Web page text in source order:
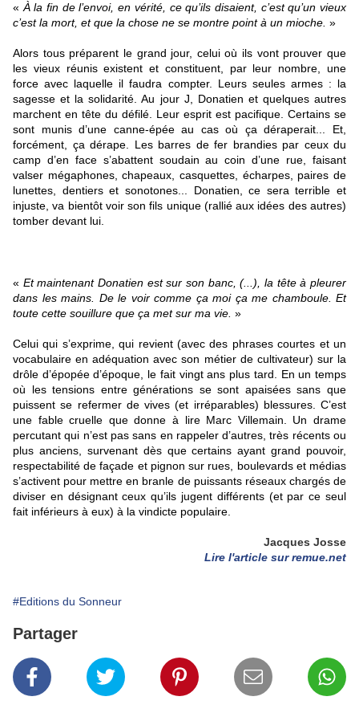
« À la fin de l’envoi, en vérité, ce qu’ils disaient, c’est qu’un vieux
c’est la mort, et que la chose ne se montre point à un mioche. »
Alors tous préparent le grand jour, celui où ils vont prouver que
les vieux réunis existent et constituent, par leur nombre, une
force avec laquelle il faudra compter. Leurs seules armes : la
sagesse et la solidarité. Au jour J, Donatien et quelques autres
marchent en tête du défilé. Leur esprit est pacifique. Certains se
sont munis d’une canne-épée au cas où ça déraperait... Et,
forcément, ça dérape. Les barres de fer brandies par ceux du
camp d’en face s’abattent soudain au coin d’une rue, faisant
valser mégaphones, chapeaux, casquettes, écharpes, paires de
lunettes, dentiers et sonotones... Donatien, ce sera terrible et
injuste, va bientôt voir son fils unique (rallié aux idées des autres)
tomber devant lui.
« Et maintenant Donatien est sur son banc, (...), la tête à pleurer
dans les mains. De le voir comme ça moi ça me chamboule. Et
toute cette souillure que ça met sur ma vie. »
Celui qui s’exprime, qui revient (avec des phrases courtes et un
vocabulaire en adéquation avec son métier de cultivateur) sur la
drôle d’épopée d’époque, le fait vingt ans plus tard. En un temps
où les tensions entre générations se sont apaisées sans que
puissent se refermer de vives (et irréparables) blessures. C’est
une fable cruelle que donne à lire Marc Villemain. Un drame
percutant qui n’est pas sans en rappeler d’autres, très récents ou
plus anciens, survenant dès que certains ayant grand pouvoir,
respectabilité de façade et pignon sur rues, boulevards et médias
s’activent pour mettre en branle de puissants réseaux chargés de
diviser en désignant ceux qu’ils jugent différents (et par ce seul
fait inférieurs à eux) à la vindicte populaire.
Jacques Josse
Lire l'article sur remue.net
#Editions du Sonneur
Partager